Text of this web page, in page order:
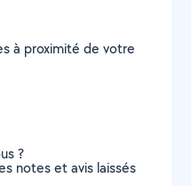
à proximité de votre
?
notes et avis laissés